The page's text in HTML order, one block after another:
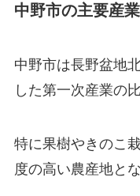
中野市の主要産
中野市は長野盆地
した第一次産業の
特に果樹やきのこ
度の高い農産地と